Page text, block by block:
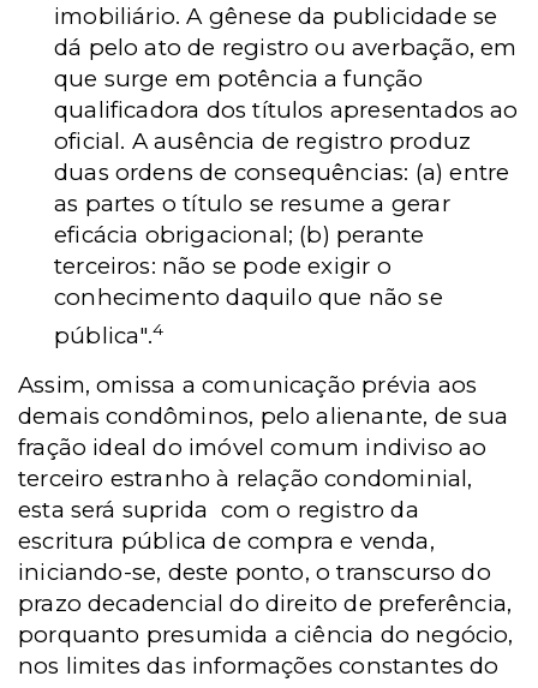
imobiliário. A gênese da publicidade se
dá pelo ato de registro ou averbação, em
que surge em potência a função
qualificadora dos títulos apresentados ao
oficial. A ausência de registro produz
duas ordens de consequências: (a) entre
as partes o título se resume a gerar
eficácia obrigacional; (b) perante
terceiros: não se pode exigir o
conhecimento daquilo que não se
pública".4
Assim, omissa a comunicação prévia aos
demais condôminos, pelo alienante, de sua
fração ideal do imóvel comum indiviso ao
terceiro estranho à relação condominial,
esta será suprida com o registro da
escritura pública de compra e venda,
iniciando-se, deste ponto, o transcurso do
prazo decadencial do direito de preferência,
porquanto presumida a ciência do negócio,
nos limites das informações constantes do